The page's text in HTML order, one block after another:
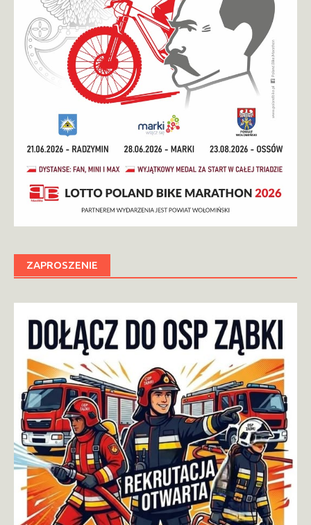
ZAPROSZENIE